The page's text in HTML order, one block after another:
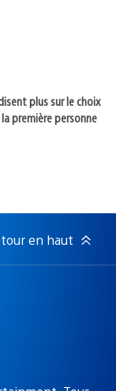
plus sur le choix
première personne
en haut